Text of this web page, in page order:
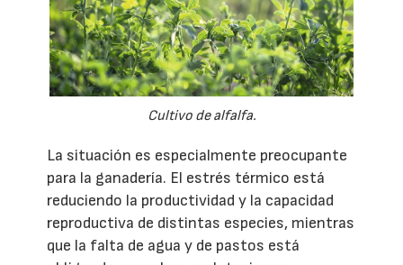
Cultivo de alfalfa.
La situación es especialmente preocupante
para la ganadería. El estrés térmico está
reduciendo la productividad y la capacidad
reproductiva de distintas especies, mientras
que la falta de agua y de pastos está